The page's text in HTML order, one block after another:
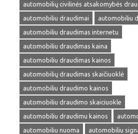
automobilių civilinės atsakomybės
automobiliu draudimai
automobiliu
automobiliu draudimas internetu
automobiliu draudimas kaina
automobiliu draudimas kainos
automobilių draudimas skaičiuoklė
automobiliu draudimo kainos
automobiliu draudimo skaiciuokle
automobiliu draudimu kainos
automobiliu nuoma
automobiliu